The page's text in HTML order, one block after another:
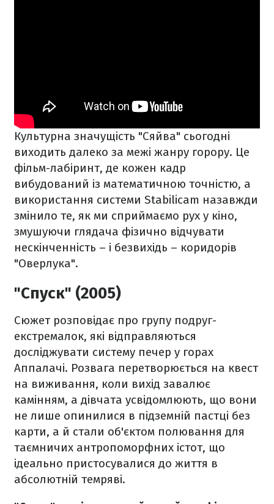
Культурна значущість "Сяйва" сьогодні
виходить далеко за межі жанру горору. Це
фільм-лабіринт, де кожен кадр
вибудований із математичною точністю, а
використання системи Stabilicam назавжди
змінило те, як ми сприймаємо рух у кіно,
змушуючи глядача фізично відчувати
нескінченність – і безвихідь – коридорів
"Оверлука".
"Спуск" (2005)
Сюжет розповідає про групу подруг-
екстремалок, які відправляються
досліджувати систему печер у горах
Аппалачі. Розвага перетворюється на квест
на виживання, коли вихід завалює
камінням, а дівчата усвідомлюють, що вони
не лише опинилися в підземній пастці без
карти, а й стали об'єктом полювання для
таємничих антропоморфних істот, що
ідеально пристосувалися до життя в
абсолютній темряві.